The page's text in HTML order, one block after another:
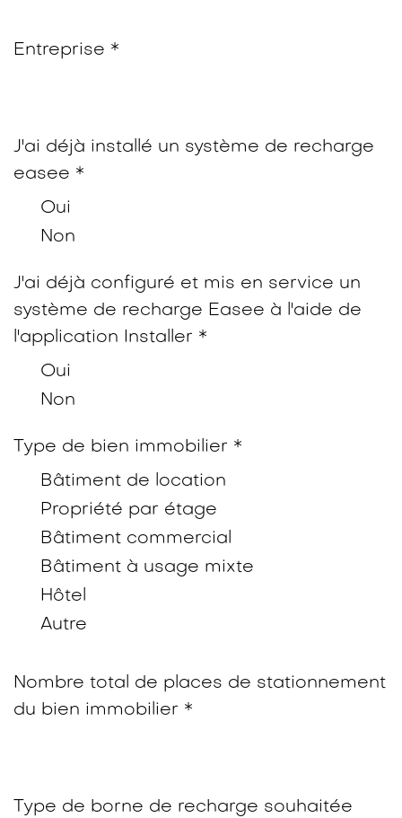
Entreprise *
J'ai déjà installé un système de recharge
easee *
Oui
Non
J'ai déjà configuré et mis en service un
système de recharge Easee à l'aide de
l'application Installer *
Oui
Non
Type de bien immobilier *
Bâtiment de location
Propriété par étage
Bâtiment commercial
Bâtiment à usage mixte
Hôtel
Autre
Nombre total de places de stationnement
du bien immobilier *
Type de borne de recharge souhaitée